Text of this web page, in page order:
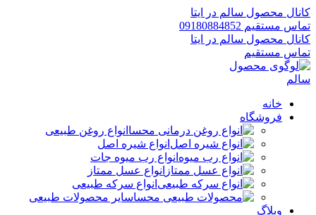
کانال محصول سالم در ایتا
تماس مستقیم 09180884852
کانال محصول سالم در ایتا
تماس مستقیم
خانه
فروشگاه
انواع روغن طبیعی
انواع شیره اصل
انواع رب میوه جات
انواع عسل ممتاز
انواع سرکه طبیعی
سایر محصولات طبیعی
وبلاگ